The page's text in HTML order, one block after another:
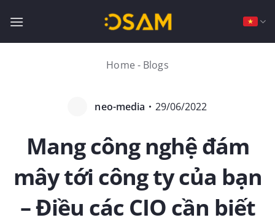
qua
Home- Blogs
neo-media ・ 29/06/2022
Mang công nghệ đám
mây tới công ty của bạn
– Điều các CIO cần biết